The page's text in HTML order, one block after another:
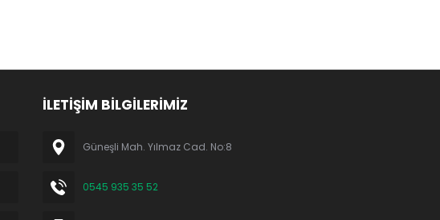
İLETİŞİM BİLGİLERİMİZ
Güneşli Mah. Yılmaz Cad. No:8
0545 935 35 52